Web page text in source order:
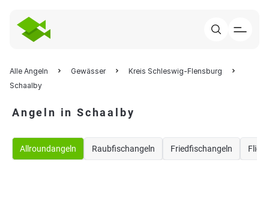
Alle Angeln Gewässer
Kreis Schleswig-Flensburg
Schaalby
Angeln in Schaalby
Allroundangeln Raubfischangeln Friedfischangeln